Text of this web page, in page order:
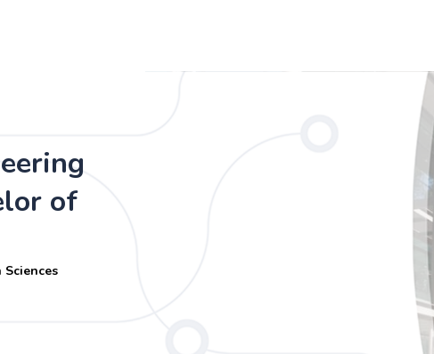
(Honours) - Bachelor of Business
of